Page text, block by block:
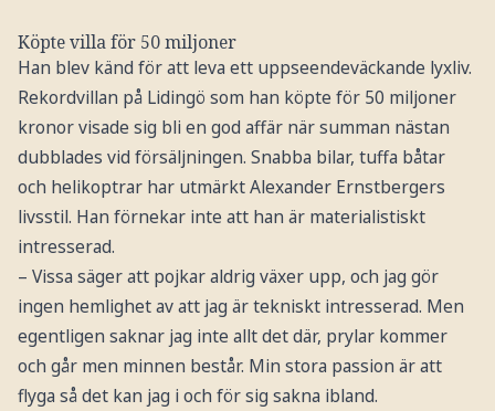
Köpte villa för 50 miljoner
Han blev känd för att leva ett uppseendeväckande lyxliv.
Rekordvillan på Lidingö som han köpte för 50 miljoner
kronor visade sig bli en god affär när summan nästan
dubblades vid försäljningen. Snabba bilar, tuffa båtar
och helikoptrar har utmärkt Alexander Ernstbergers
livsstil. Han förnekar inte att han är materialistiskt
intresserad.
– Vissa säger att pojkar aldrig växer upp, och jag gör
ingen hemlighet av att jag är tekniskt intresserad. Men
egentligen saknar jag inte allt det där, prylar kommer
och går men minnen består. Min stora passion är att
flyga så det kan jag i och för sig sakna ibland.